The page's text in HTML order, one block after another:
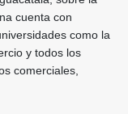
cuenta con
como la
y todos los
comerciales,